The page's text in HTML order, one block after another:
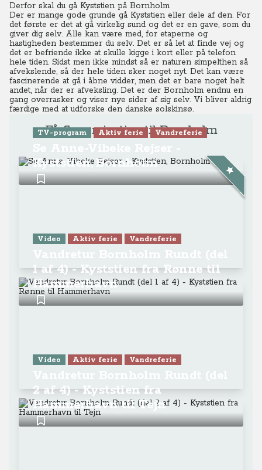
Derfor skal du gå Kyststien på Bornholm
Der er mange gode grunde gå Kyststien eller dele af den. For
det første er det at gå virkelig sund og det er en gave, som du
giver dig selv. Alle kan være med, for etaperne og
hastigheden bestemmer du selv. Det er så let at finde vej og
det er befriende ikke at skulle kigge i kort eller på telefon
hele tiden. Sidst men ikke mindst så er naturen simpelthen så
afvekslende, så der hele tiden sker noget nyt. Det kan være
fascinerende at gå i åbne vidder, men det er bare noget helt
andet, når der er afveksling. Det er der Bornholm endnu en
gang overrasker og viser nye sider af sig selv. Vi bliver aldrig
færdige med at udforske den danske solskinsø.
Få flere rejsetips til Bornholm
TV-program Aktiv ferie Vandreferie
Kyststien, Bornholm
Video Aktiv ferie Vandreferie
1 af 4) - Kyststien fra Rønne til
Hammerhavn
Video Aktiv ferie Vandreferie
2 af 4) - Kyststien fra
Hammerhavn til Tejn